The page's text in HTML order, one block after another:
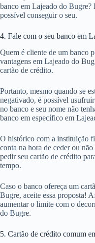
banco em Lajeado do Bugre?
possível conseguir o seu.
4. Fale com o seu banco em
Quem é cliente de um banco
vantagens em Lajeado do
cartão de crédito.
Portanto, mesmo quando se
negativado, é possível
no banco e seu nome não
banco em específico em
O histórico com a instituição
conta na hora de ceder ou
pedir seu cartão de crédito
tempo.
Caso o banco ofereça um
Bugre, aceite essa proposta!
aumentar o limite com o
do Bugre.
5. Cartão de crédito comum